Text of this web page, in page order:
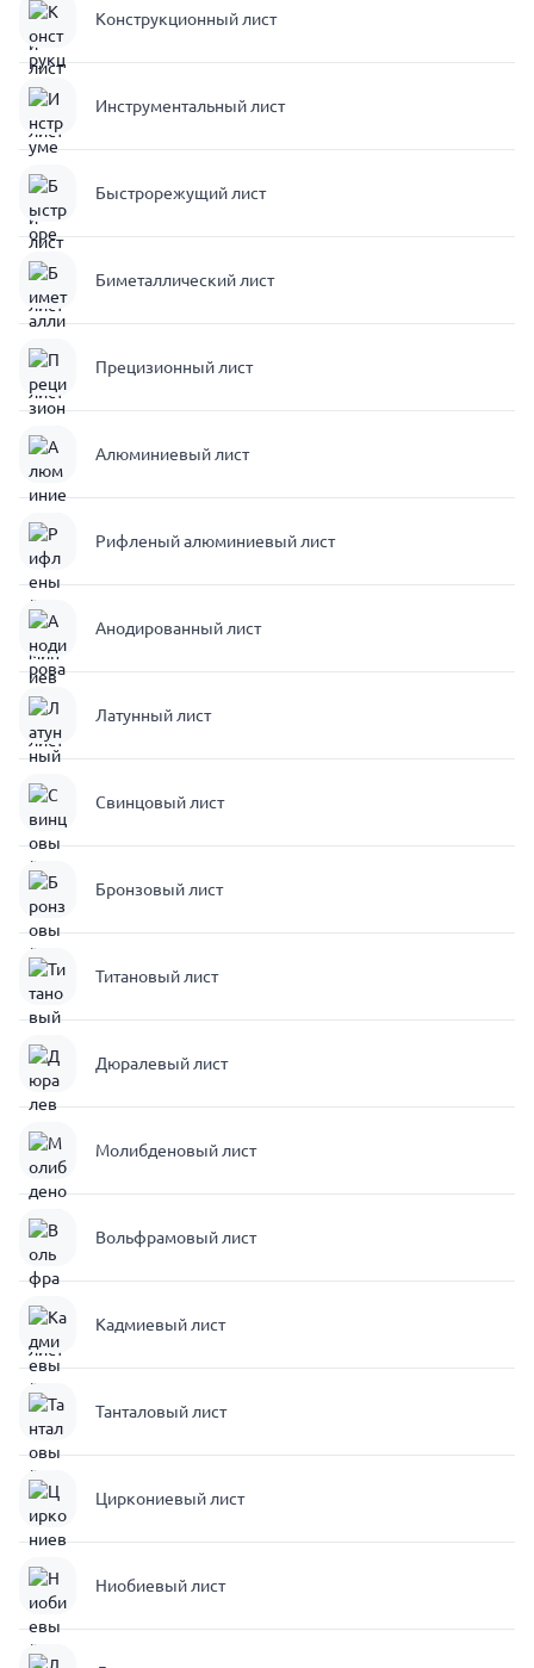
Конструкционный лист
Инструментальный лист
Быстрорежущий лист
Биметаллический лист
Прецизионный лист
Алюминиевый лист
Рифленый алюминиевый лист
Анодированный лист
Латунный лист
Свинцовый лист
Бронзовый лист
Титановый лист
Дюралевый лист
Молибденовый лист
Вольфрамовый лист
Кадмиевый лист
Танталовый лист
Циркониевый лист
Ниобиевый лист